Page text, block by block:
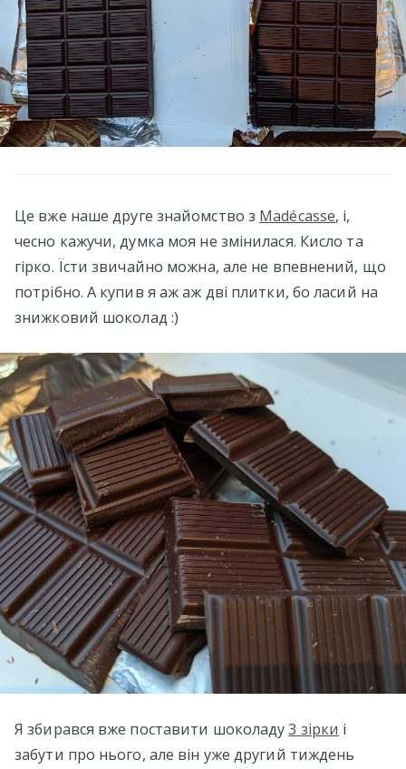
Це вже наше друге знайомство з Madécasse, і,
чесно кажучи, думка моя не змінилася. Кисло та
гірко. Їсти звичайно можна, але не впевнений, що
потрібно. А купив я аж аж дві плитки, бо ласий на
знижковий шоколад :)
Я збирався вже поставити шоколаду3 зірки і
забути про нього, але він уже другий тиждень